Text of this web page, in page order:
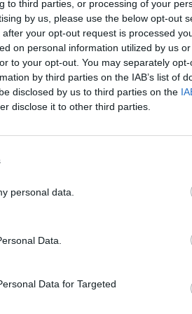
to third parties, or processing of your
by us, please use the below opt-out
your opt-out request is processed
on personal information utilized by us
to your opt-out. You may separately
by third parties on the IAB’s list of
disclosed by us to third parties on the
disclose it to other third parties.
personal data.
Data.
Data for Targeted
magistral lección de
injusto sería
fin de semana en